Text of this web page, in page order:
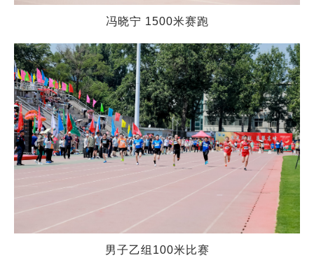
冯晓宁 1500米赛跑
男子乙组100米比赛